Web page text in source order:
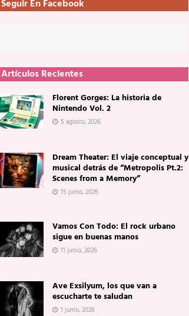
Seguir En Facebook
Artículos Recientes
Florent Gorges: La historia de
Nintendo Vol. 2
5 agosto, 2026
Dream Theater: El viaje conceptual y
musical detrás de “Metropolis Pt.2:
Scenes from a Memory”
15 junio, 2026
Vamos Con Todo: El rock urbano
sigue en buenas manos
11 junio, 2026
Ave Exsilyum, los que van a
escucharte te saludan
1 junio, 2026